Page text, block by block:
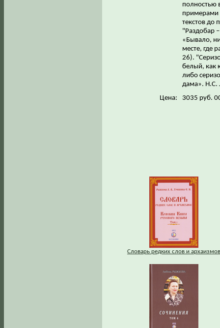
полностью
примерами
текстов до
"Раздобар
«Бывало,
месте, где
26).
белый, как
либо
дама». Н.С.
Цена:
3035 руб.
Словарь редких слов и архаизмов